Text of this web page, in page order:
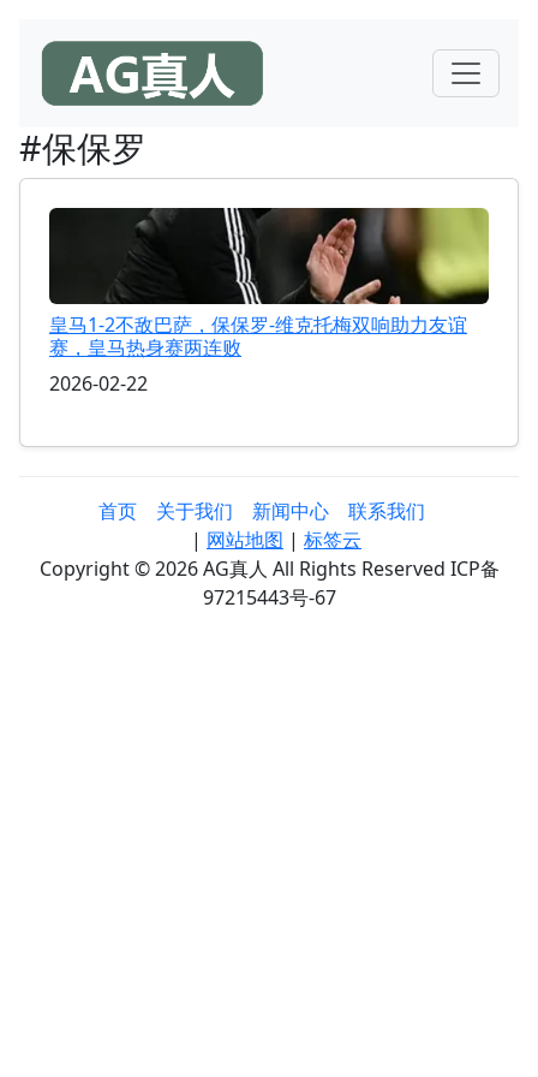
#保保罗
皇马1-2不敌巴萨，保保罗-维克托梅双响助力友谊
赛，皇马热身赛两连败
2026-02-22
首页 关于我们 新闻中心
联系我们
| 网站地图 | 标签云
Copyright © 2026 AG真人 All Rights Reserved ICP备
97215443号-67